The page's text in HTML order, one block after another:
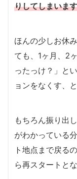
りしてしまいま
ほんの少しお休
ても、1ヶ月、2
ったっけ？」と
ョンをなくす、
もちろん振り出
がわかっている
ト地点まで戻る
ら再スタートと